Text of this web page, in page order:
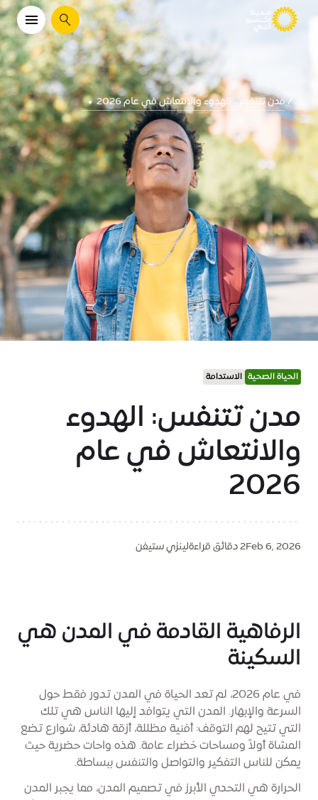
يبحث
مدن تتنفس: الهدوء والانتعاش في عام 2026
الحياة الصحية الاستدامة
مدن تتنفس: الهدوء
والانتعاش في عام
2026
Feb 6, 20262 دقائق قراءة لينزي ستيفن
الرفاهية القادمة في المدن هي
السكينة
في عام 2026، لم تعد الحياة في المدن تدور فقط حول
السرعة والإبهار. المدن التي يتوافد إليها الناس هي تلك
التي تتيح لهم التوقف: أفنية مظللة، أزقة هادئة، شوارع تضع
المشاة أولاً ومساحات خضراء عامة. هذه واحات حضرية حيث
يمكن للناس التفكير والتواصل والتنفس ببساطة.
الحرارة هي التحدي الأبرز في تصميم المدن، مما يجبر المدن